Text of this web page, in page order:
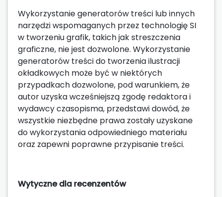
Wykorzystanie generatorów treści lub innych
narzędzi wspomaganych przez technologię SI
w tworzeniu grafik, takich jak streszczenia
graficzne, nie jest dozwolone. Wykorzystanie
generatorów treści do tworzenia ilustracji
okładkowych może być w niektórych
przypadkach dozwolone, pod warunkiem, że
autor uzyska wcześniejszą zgodę redaktora i
wydawcy czasopisma, przedstawi dowód, że
wszystkie niezbędne prawa zostały uzyskane
do wykorzystania odpowiedniego materiału
oraz zapewni poprawne przypisanie treści.
Wytyczne dla recenzentów